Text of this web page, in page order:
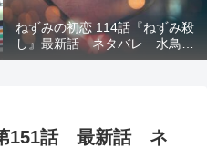
ねずみの初恋 114話『ねずみ殺
し』最新話 ネタバレ 水鳥死
亡 鯆を殺すか
151話 最新話 ネ